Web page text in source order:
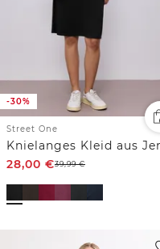
-30%
Street One
28,00 €39,99€